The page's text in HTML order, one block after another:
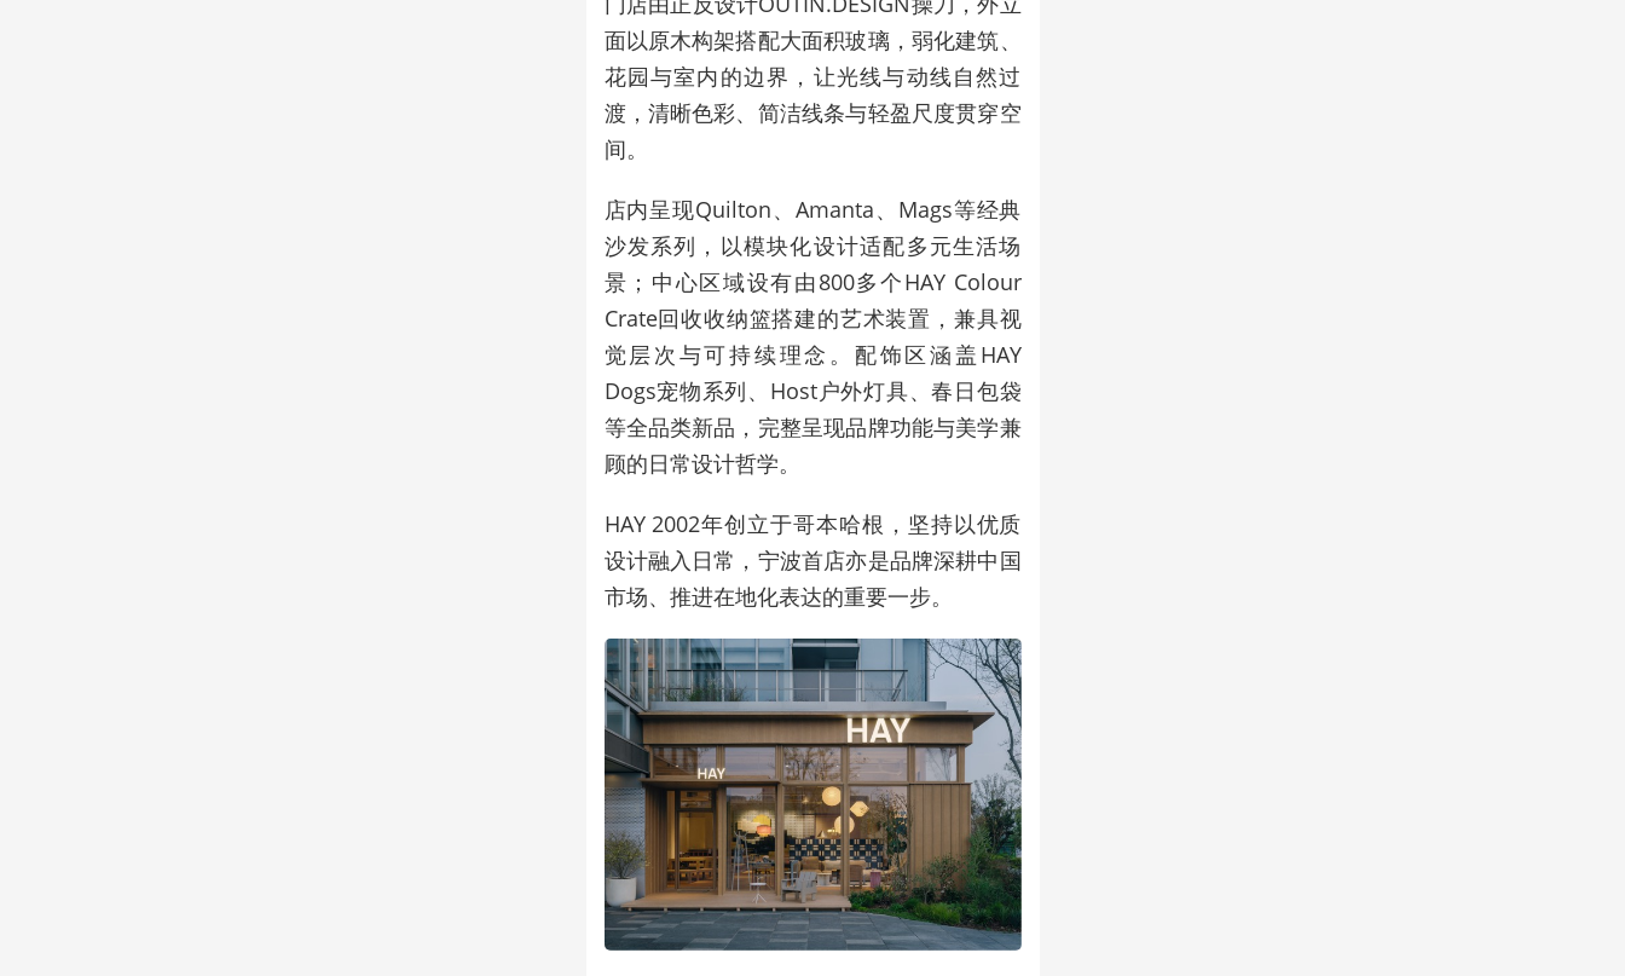
面以原木构架搭配大面积玻璃，弱化建筑、
花园与室内的边界，让光线与动线自然过
渡，清晰色彩、简洁线条与轻盈尺度贯穿空
间。
店内呈现Quilton、Amanta、Mags等经典
沙发系列，以模块化设计适配多元生活场
景；中心区域设有由800多个HAY Colour
Crate回收收纳篮搭建的艺术装置，兼具视
觉层次与可持续理念。配饰区涵盖HAY
Dogs宠物系列、Host户外灯具、春日包袋
等全品类新品，完整呈现品牌功能与美学兼
顾的日常设计哲学。
HAY 2002年创立于哥本哈根，坚持以优质
设计融入日常，宁波首店亦是品牌深耕中国
市场、推进在地化表达的重要一步。